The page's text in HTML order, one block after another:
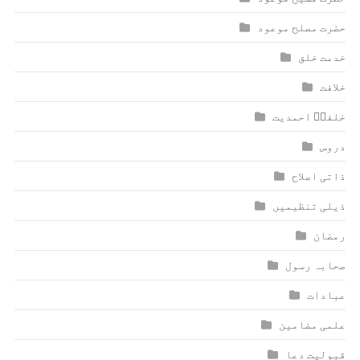
حضرت مصلح موعود
خدمت خلق
خلافت
خلفاؑ احمدیت
دروس
ذاتی اصلاح
ذیلی تنظیمیں
رمضان
صحابہ رسول
عبادات
علمی مضامین
قبولیت دعا